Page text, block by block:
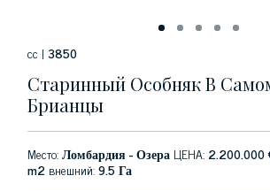
сс | 3850
Старинный Особняк В
Брианцы
Место:Ломбардия - Озера ЦЕНА: 2.200.000
m2 внешний:9.5 Га